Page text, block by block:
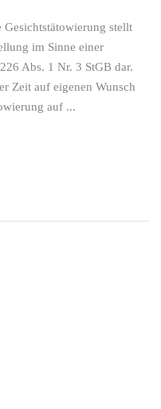
stellt
im Sinne einer
Abs. 1 Nr. 3 StGB dar.
Zeit auf eigenen Wunsch
auf ...